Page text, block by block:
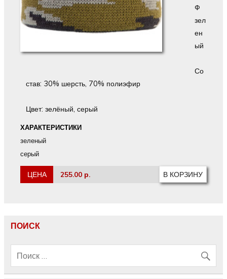
Ф
зел
ен
ый
Со
став: 30% шерсть, 70% полиэфир
Цвет: зелёный, серый
ХАРАКТЕРИСТИКИ
зеленый
серый
ЦЕНА 255.00 р.
ПОИСК